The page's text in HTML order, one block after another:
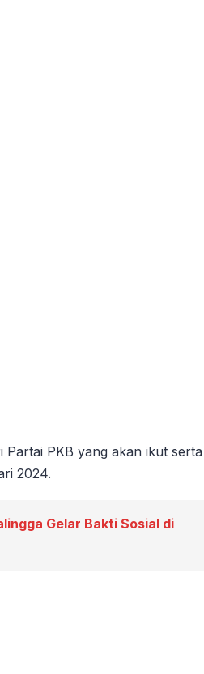
Partai PKB yang akan ikut serta
2024.
Gelar Bakti Sosial di